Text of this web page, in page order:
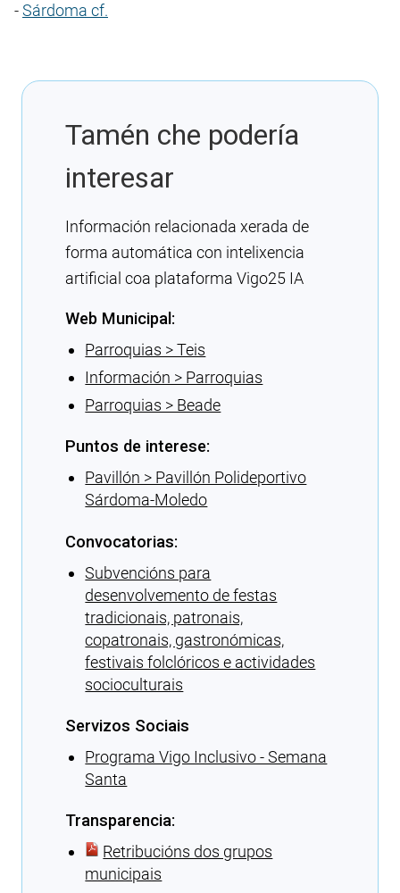
-Sárdoma cf.
Tamén che podería
interesar
Información relacionada xerada de
forma automática con intelixencia
artificial coa plataforma Vigo25 IA
Web Municipal:
Parroquias > Teis
Información > Parroquias
Parroquias > Beade
Puntos de interese:
Pavillón > Pavillón Polideportivo
Sárdoma-Moledo
Convocatorias:
Subvencións para
desenvolvemento de festas
tradicionais, patronais,
copatronais, gastronómicas,
festivais folclóricos e actividades
socioculturais
Servizos Sociais
Programa Vigo Inclusivo - Semana
Santa
Transparencia:
Retribucións dos grupos
municipais